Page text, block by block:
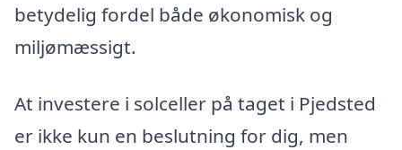
betydelig fordel både økonomisk og
miljømæssigt.
At investere i solceller på taget i Pjedsted
er ikke kun en beslutning for dig, men